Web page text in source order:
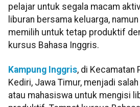
pelajar untuk segala macam
liburan bersama keluarga,
memilih untuk tetap produktif
kursus Bahasa Inggris.
Kampung Inggris, di Kecamatan
Kediri, Jawa Timur, menjadi
atau mahasiswa untuk mengisi